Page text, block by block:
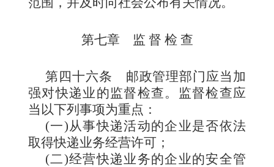
第七章 监 督 检 查
第四十六条 邮政管理部门应当加
强对快递业的监督检查。监督检查应
当以下列事项为重点：
(一)从事快递活动的企业是否依法
取得快递业务经营许可；
(二)经营快递业务的企业的安全管